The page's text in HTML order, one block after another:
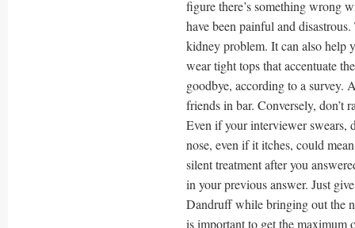
figure there’s something wrong
have been painful and
kidney problem. It can also help
wear tight tops that accentuate
goodbye, according to a survey.
friends in bar. Conversely, don’t
Even if your interviewer swears,
nose, even if it itches, could
silent treatment after you
in your previous answer. Just
Dandruff while bringing out the
is important to get the maximum